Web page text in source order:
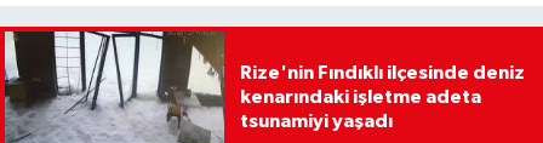
Rize'nin Fındıklı ilçesinde deniz
kenarındaki işletme adeta
tsunamiyi yaşadı